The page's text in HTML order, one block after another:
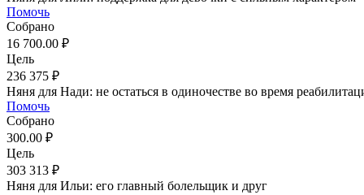
Помочь
Собрано
16 700.00 ₽
Цель
236 375 ₽
Няня для Нади: не остаться в одиночестве во время
Помочь
Собрано
300.00 ₽
Цель
303 313 ₽
Няня для Ильи: его главный болельщик и друг